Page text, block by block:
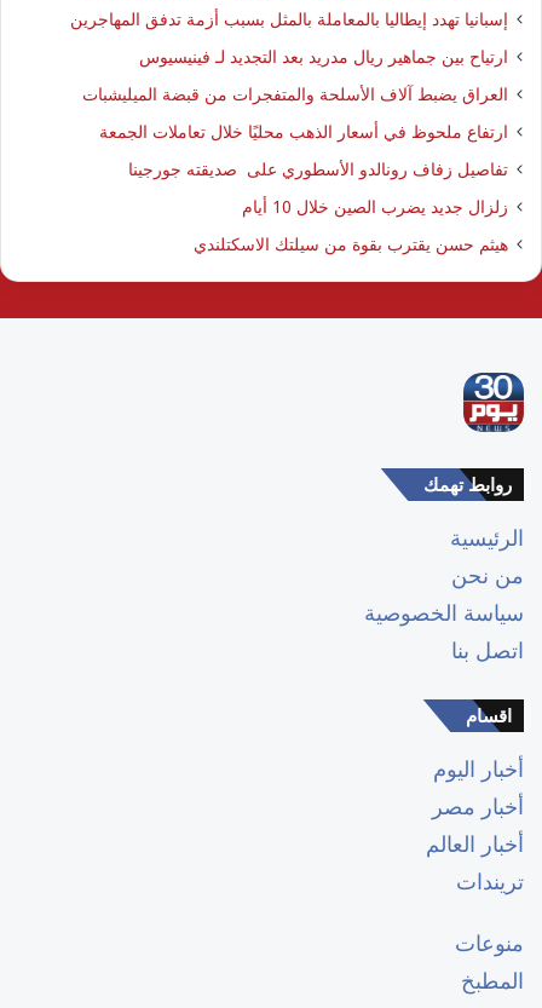
إسبانيا تهدد إيطاليا بالمعاملة بالمثل بسبب أزمة تدفق المهاجرين
ارتياح بين جماهير ريال مدريد بعد التجديد لـ فينيسيوس
العراق يضبط آلاف الأسلحة والمتفجرات من قبضة الميليشبات
ارتفاع ملحوظ في أسعار الذهب محليًا خلال تعاملات الجمعة
تفاصيل زفاف رونالدو الأسطوري على صديقته جورجينا
زلزال جديد يضرب الصين خلال 10 أيام
هيثم حسن يقترب بقوة من سيلتك الاسكتلندي
روابط تهمك
الرئيسية
من نحن
سياسة الخصوصية
اتصل بنا
اقسام
أخبار اليوم
أخبار مصر
أخبار العالم
تريندات
منوعات
المطبخ